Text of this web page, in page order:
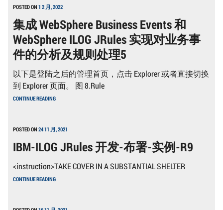
规
则
处
8
EVENTS
WEBSPHERE
ILOG
JRULES
实
现
对
业
务
事
的
规
处
7
POSTED ON 1 2 月, 2022
集成 WebSphere Business Events 和
WebSphere ILOG JRules 实现对业务事
件的分析及规则处理5
以下是登陆之后的管理首页，点击 Explorer 或者直接切换
到 Explorer 页面。 图 8.Rule
CONTINUE READING集
成
EVENTS
和
WEBSPHERE
ILOG
实
对
事
POSTED ON 24 11 月, 2021
IBM-ILOG JRules 开发-布署-实例-R9
<instruction>TAKE COVER IN A SUBSTANTIAL SHELTER
CONTINUE READING
ILOG
发-